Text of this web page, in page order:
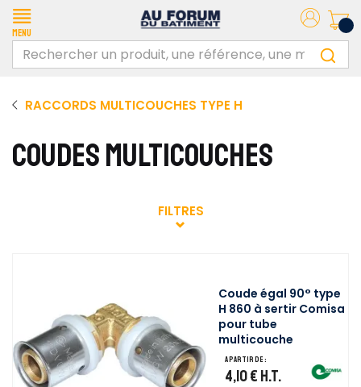
Menu
RACCORDS MULTICOUCHES TYPE H
COUDES MULTICOUCHES
FILTRES
Coude égal 90° type
H 860 à sertir Comisa
pour tube
multicouche
A partir de :
4,10 € H.T.